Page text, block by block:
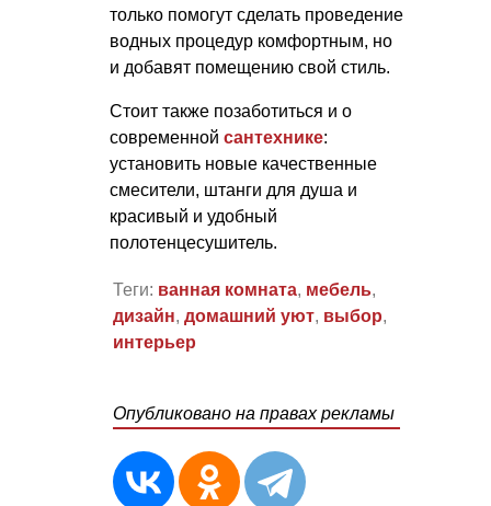
только помогут сделать проведение
водных процедур комфортным, но
и добавят помещению свой стиль.
Стоит также позаботиться и о
современной сантехнике:
установить новые качественные
смесители, штанги для душа и
красивый и удобный
полотенцесушитель.
Теги: ванная комната, мебель,
дизайн, домашний уют, выбор,
интерьер
Опубликовано на правах рекламы